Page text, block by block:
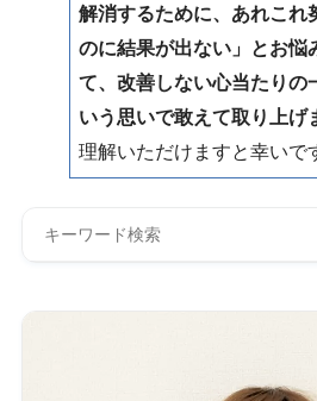
解消するために、あれこれ
のに結果が出ない」とお悩
て、改善しない心当たりの
いう思いで敢えて取り上げ
理解いただけますと幸いで